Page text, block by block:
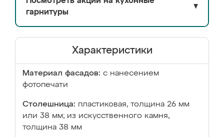
гарнитуры
▼
Характеристики
Материал фасадов: с нанесением
фотопечати
Столешница: пластиковая, толщина 26 мм
или 38 мм; из искусственного камня,
толщина 38 мм